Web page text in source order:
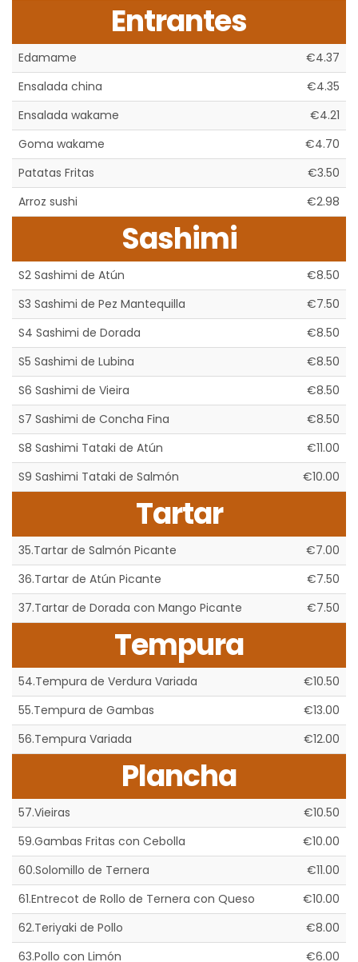
Entrantes
Edamame
€4.37
Ensalada china
€4.35
Ensalada wakame
€4.21
Goma wakame
€4.70
Patatas Fritas
€3.50
Arroz sushi
€2.98
Sashimi
S2 Sashimi de Atún
€8.50
S3 Sashimi de Pez Mantequilla
€7.50
S4 Sashimi de Dorada
€8.50
S5 Sashimi de Lubina
€8.50
S6 Sashimi de Vieira
€8.50
S7 Sashimi de Concha Fina
€8.50
S8 Sashimi Tataki de Atún
€11.00
S9 Sashimi Tataki de Salmón
€10.00
Tartar
35.Tartar de Salmón Picante
€7.00
36.Tartar de Atún Picante
€7.50
37.Tartar de Dorada con Mango Picante
€7.50
Tempura
54.Tempura de Verdura Variada
€10.50
55.Tempura de Gambas
€13.00
56.Tempura Variada
€12.00
Plancha
57.Vieiras
€10.50
59.Gambas Fritas con Cebolla
€10.00
60.Solomillo de Ternera
€11.00
61.Entrecot de Rollo de Ternera con Queso
€10.00
62.Teriyaki de Pollo
€8.00
63.Pollo con Limón
€6.00